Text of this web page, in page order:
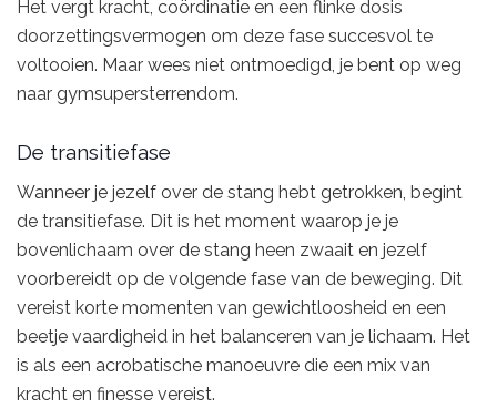
Het vergt kracht, coördinatie en een flinke dosis
doorzettingsvermogen om deze fase succesvol te
voltooien. Maar wees niet ontmoedigd, je bent op weg
naar gymsupersterrendom.
De transitiefase
Wanneer je jezelf over de stang hebt getrokken, begint
de transitiefase. Dit is het moment waarop je je
bovenlichaam over de stang heen zwaait en jezelf
voorbereidt op de volgende fase van de beweging. Dit
vereist korte momenten van gewichtloosheid en een
beetje vaardigheid in het balanceren van je lichaam. Het
is als een acrobatische manoeuvre die een mix van
kracht en finesse vereist.